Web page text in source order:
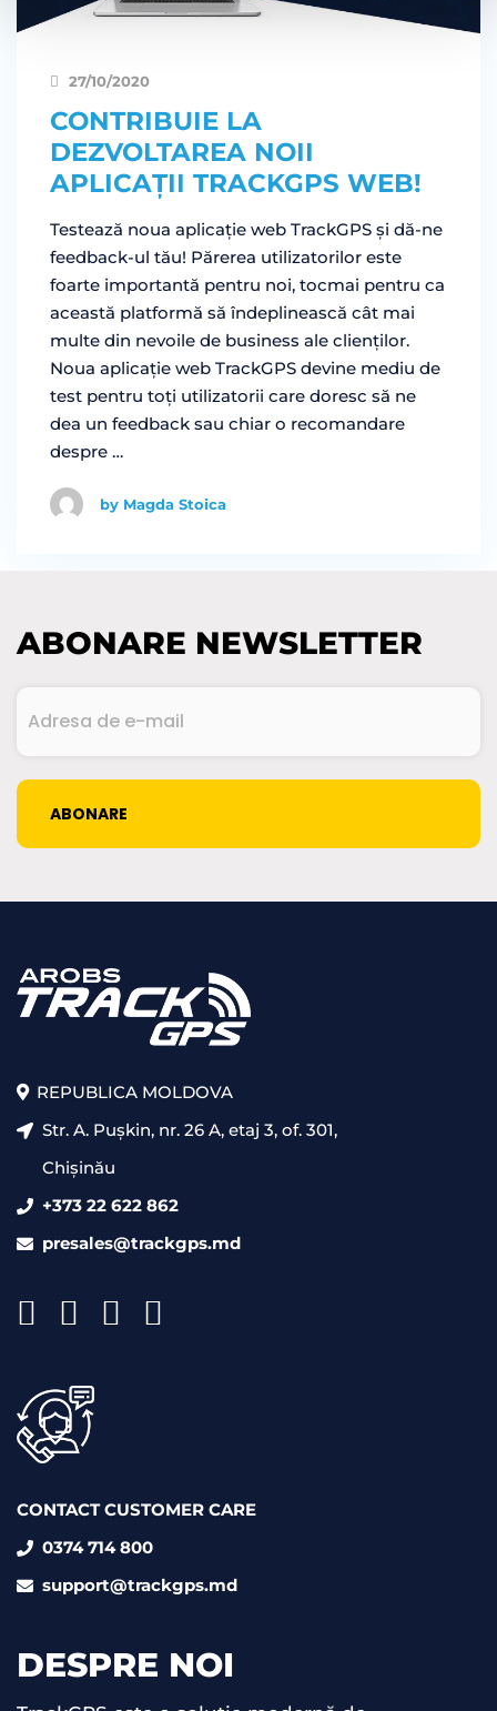
27/10/2020
CONTRIBUIE LA
DEZVOLTAREA NOII
APLICAȚII TRACKGPS WEB!
Testează noua aplicație web TrackGPS și dă-ne
feedback-ul tău! Părerea utilizatorilor este
foarte importantă pentru noi, tocmai pentru ca
această platformă să îndeplinească cât mai
multe din nevoile de business ale clienților.
Noua aplicație web TrackGPS devine mediu de
test pentru toți utilizatorii care doresc să ne
dea un feedback sau chiar o recomandare
despre …
by Magda Stoica
ABONARE NEWSLETTER
(Required)
CAPTCHA
REPUBLICA MOLDOVA
Str. A. Pușkin, nr. 26 A, etaj 3, of. 301,
Chișinău
+373 22 622 862
presales@trackgps.md
CONTACT CUSTOMER CARE
0374 714 800
support@trackgps.md
DESPRE NOI